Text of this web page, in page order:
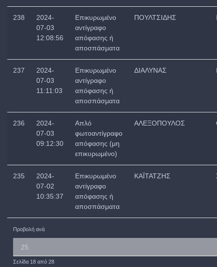
Προβολή ανά
Σελίδα 18 από 28
238
2024-
07-03
12:08:56
Επικυρωμένο
αντίγραφο
απόφασης ή
αποσπάσματα
ΠΟΥΛΤΣΙΔΗΣ
237
2024-
07-03
11:11:03
Επικυρωμένο
αντίγραφο
απόφασης ή
αποσπάσματα
ΔΙΑΛΥΝΑΣ
236
2024-
07-03
09:12:30
Απλό
φωτοαντίγραφο
απόφασης (μη
επικυρωμένο)
ΑΛΕΞΟΠΟΥΛΟΣ
235
2024-
07-02
10:35:37
Επικυρωμένο
αντίγραφο
απόφασης ή
αποσπάσματα
ΚΑΪΤΑΤΖΗΣ